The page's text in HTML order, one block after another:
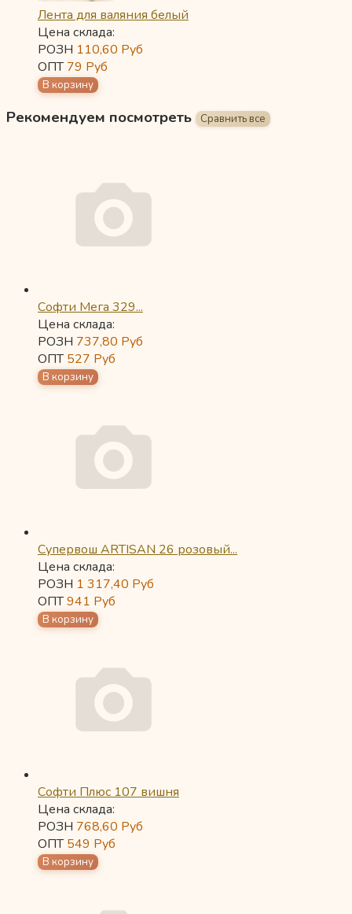
Лента для валяния белый
Цена склада:
РОЗН 110,60 Руб
ОПТ79 Руб
Рекомендуем посмотреть
Софти Мега 329...
Цена склада:
РОЗН 737,80 Руб
ОПТ527 Руб
Супервош ARTISAN 26 розовый...
Цена склада:
РОЗН 1 317,40 Руб
ОПТ941 Руб
Софти Плюс 107 вишня
Цена склада:
РОЗН 768,60 Руб
ОПТ549 Руб